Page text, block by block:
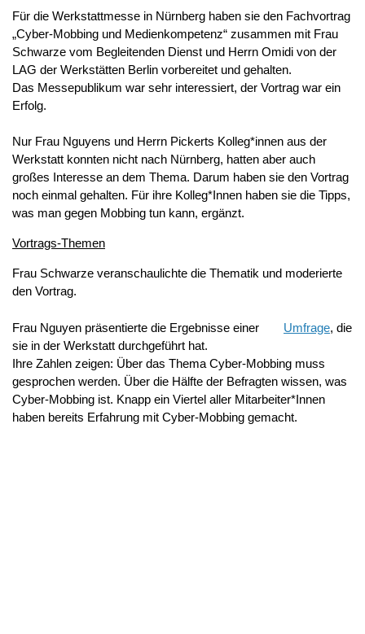
Für die Werkstattmesse in Nürnberg haben sie den Fachvortrag
„Cyber-Mobbing und Medienkompetenz“ zusammen mit Frau
Schwarze vom Begleitenden Dienst und Herrn Omidi von der
LAG der Werkstätten Berlin vorbereitet und gehalten.
Das Messepublikum war sehr interessiert, der Vortrag war ein
Erfolg.
Nur Frau Nguyens und Herrn Pickerts Kolleg*innen aus der
Werkstatt konnten nicht nach Nürnberg, hatten aber auch
großes Interesse an dem Thema. Darum haben sie den Vortrag
noch einmal gehalten. Für ihre Kolleg*Innen haben sie die Tipps,
was man gegen Mobbing tun kann, ergänzt.
Vortrags-Themen
Frau Schwarze veranschaulichte die Thematik und moderierte
den Vortrag.
Frau Nguyen präsentierte die Ergebnisse einer Umfrage, die
sie in der Werkstatt durchgeführt hat.
Ihre Zahlen zeigen: Über das Thema Cyber-Mobbing muss
gesprochen werden. Über die Hälfte der Befragten wissen, was
Cyber-Mobbing ist. Knapp ein Viertel aller Mitarbeiter*Innen
haben bereits Erfahrung mit Cyber-Mobbing gemacht.